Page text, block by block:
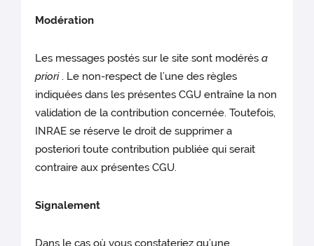
Modération
Les messages postés sur le site sont modérésa
priori. Le non-respect de l’une des règles
indiquées dans les présentes CGU entraîne la non
validation de la contribution concernée. Toutefois,
INRAE se réserve le droit de supprimer a
posteriori toute contribution publiée qui serait
contraire aux présentes CGU.
Signalement
Dans le cas où vous constateriez qu’une